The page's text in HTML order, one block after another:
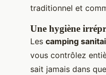
traditionnel et
Une hygiène
Les camping
vous contrôlez
sait jamais dans